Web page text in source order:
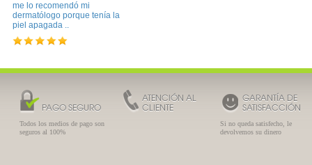
me lo recomendó mi
dermatólogo porque tenía la
piel apagada ..
PAGO SEGURO
Todos los medios de pago son
seguros al 100%
ATENCIÓN AL
CLIENTE
GARANTÍA DE
SATISFACCIÓN
Si no queda satisfecho, le
devolvemos su dinero